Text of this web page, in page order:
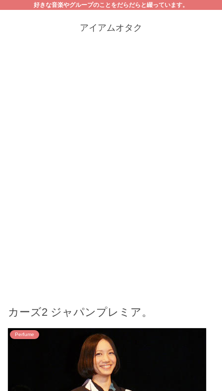
好きな音楽やグループのことをだらだらと綴っています。
アイアムオタク
カーズ2 ジャパンプレミア。
Perfume